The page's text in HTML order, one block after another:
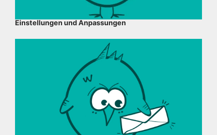
Einstellungen und Anpassungen